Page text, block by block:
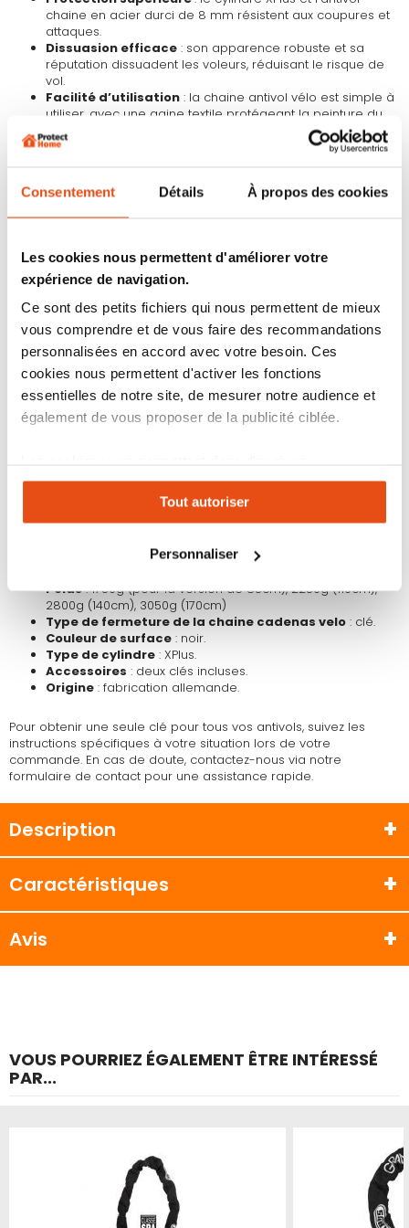
Consentement Détails À propos des cookies
Les cookies nous permettent d'améliorer votre
expérience de navigation.
Ce sont des petits fichiers qui nous permettent de mieux
vous comprendre et de vous faire des recommandations
personnalisées en accord avec votre besoin. Ces
cookies nous permettent d'activer les fonctions
essentielles de notre site, de mesurer notre audience et
également de vous proposer de la publicité ciblée.
expérience personnalisée sur notre site. Vous pouvez
changer votre choix à n'importe quel moment. Refuser
tous les cookies peut limiter certaines fonctionnalités.
Tout autoriser
Personnaliser
chaine en acier durci de 8 mm résistent aux coupures et
attaques.
Dissuasion efficace : son apparence robuste et sa
réputation dissuadent les voleurs, réduisant le risque de
vol.
Facilité d’utilisation : la chaine antivol vélo est simple à
utiliser, avec une gaine textile protégeant la peinture du
vélo.
Polyvalence
: cette chaine cadenas velo sécurise divers
Gestion simplifiée des clés
: l'option s’entrouvrant
➡️ ANTIVOLS S'ENTROUVRANT - MÊMES CLÉS :
PLUS s'ouvrant tous avec les mêmes clésen quelques clics.
Compatibilités : possible de combinertous les produits
de lagamme ABUS X PLUS
Délai de fabrication : environ10/15 jours
CARACTÉRISTIQUES :
Protection de la serrure: dispositif automatique
couvrant l'entrée de la clé pour protéger contre la
Tailles disponibles (longueur)
: 85cm , 110cm, 140cm,
Poids: 1750g (pour la version de 85cm), 2250g (110cm),
2800g (140cm), 3050g (170cm)
Type de fermeture de la chaine cadenas velo : clé.
Couleur de surface : noir.
Type de cylindre : XPlus.
Accessoires : deux clés incluses.
Origine : fabrication allemande.
Pour obtenir une seule clé pour tous vos antivols, suivez les
instructions spécifiques à votre situation lors de votre
commande. En cas de doute, contactez-nous via notre
formulaire de contact pour une assistance rapide.
Description
Caractéristiques
Avis
VOUS POURRIEZ ÉGALEMENT ÊTRE INTÉRESSÉ
PAR...